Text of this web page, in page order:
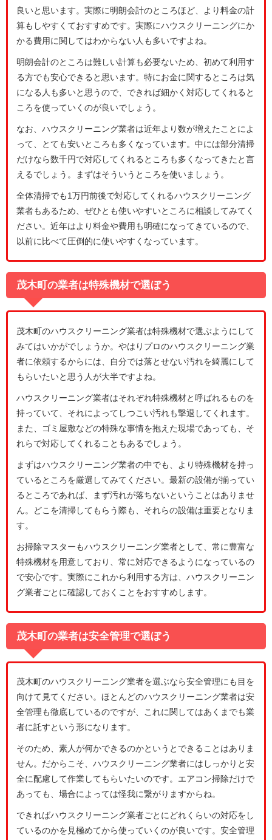
良いと思います。実際に明朗会計のところほど、より料金の計
算もしやすくておすすめです。実際にハウスクリーニングにか
かる費用に関してはわからない人も多いですよね。
明朗会計のところは難しい計算も必要ないため、初めて利用す
る方でも安心できると思います。特にお金に関するところは気
になる人も多いと思うので、できれば細かく対応してくれると
ころを使っていくのが良いでしょう。
なお、ハウスクリーニング業者は近年より数が増えたことによ
って、とても安いところも多くなっています。中には部分清掃
だけなら数千円で対応してくれるところも多くなってきたと言
えるでしょう。まずはそういうところを使いましょう。
全体清掃でも1万円前後で対応してくれるハウスクリーニング
業者もあるため、ぜひとも使いやすいところに相談してみてく
ださい。近年はより料金や費用も明確になってきているので、
以前に比べて圧倒的に使いやすくなっています。
茂木町の業者は特殊機材で選ぼう
茂木町のハウスクリーニング業者は特殊機材で選ぶようにして
みてはいかがでしょうか。やはりプロのハウスクリーニング業
者に依頼するからには、自分では落とせない汚れを綺麗にして
もらいたいと思う人が大半ですよね。
ハウスクリーニング業者はそれぞれ特殊機材と呼ばれるものを
持っていて、それによってしつこい汚れも撃退してくれます。
また、ゴミ屋敷などの特殊な事情を抱えた現場であっても、そ
れらで対応してくれることもあるでしょう。
まずはハウスクリーニング業者の中でも、より特殊機材を持っ
ているところを厳選してみてください。最新の設備が揃ってい
るところであれば、まず汚れが落ちないということはありませ
ん。どこを清掃してもらう際も、それらの設備は重要となりま
す。
お掃除マスターもハウスクリーニング業者として、常に豊富な
特殊機材を用意しており、常に対応できるようになっているの
で安心です。実際にこれから利用する方は、ハウスクリーニン
グ業者ごとに確認しておくことをおすすめします。
茂木町の業者は安全管理で選ぼう
茂木町のハウスクリーニング業者を選ぶなら安全管理にも目を
向けて見てください。ほとんどのハウスクリーニング業者は安
全管理も徹底しているのですが、これに関してはあくまでも業
者に託すという形になります。
そのため、素人が何かできるのかというとできることはありま
せん。だからこそ、ハウスクリーニング業者にはしっかりと安
全に配慮して作業してもらいたいのです。エアコン掃除だけで
あっても、場合によっては怪我に繋がりますからね。
できればハウスクリーニング業者ごとにどれくらいの対応をし
ているのかを見極めてから使っていくのが良いです。安全管理